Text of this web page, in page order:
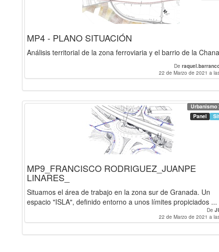
MP4 - PLANO SITUACIÓN
Análisis territorial de la zona ferroviaria y el barrio de la Chana
De
22 de Marzo de 2021 a
Urbanismo
Panel
MP9_FRANCISCO RODRIGUEZ_JUANPE
LINARES_
Situamos el área de trabajo en la zona sur de Granada. Un
espacio "ISLA", definido entorno a unos límites propiciados ...
De
22 de Marzo de 2021 a